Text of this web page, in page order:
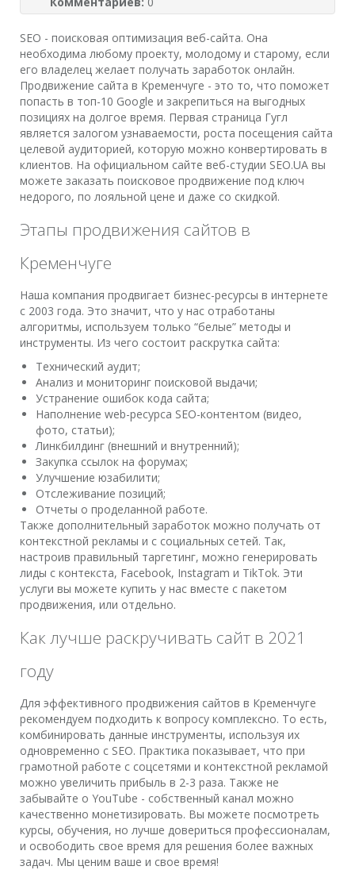
SEO - поисковая оптимизация веб-сайта. Она
необходима любому проекту, молодому и старому, если
его владелец желает получать заработок онлайн.
Продвижение сайта в Кременчуге - это то, что поможет
попасть в топ-10 Google и закрепиться на выгодных
позициях на долгое время. Первая страница Гугл
является залогом узнаваемости, роста посещения сайта
целевой аудиторией, которую можно конвертировать в
клиентов. На официальном сайте веб-студии SEO.UA вы
можете заказать поисковое продвижение под ключ
недорого, по лояльной цене и даже со скидкой.
Этапы продвижения сайтов в
Кременчуге
Наша компания продвигает бизнес-ресурсы в интернете
с 2003 года. Это значит, что у нас отработаны
алгоритмы, используем только “белые” методы и
инструменты. Из чего состоит раскрутка сайта:
Технический аудит;
Анализ и мониторинг поисковой выдачи;
Устранение ошибок кода сайта;
Наполнение web-ресурса SEO-контентом (видео,
фото, статьи);
Линкбилдинг (внешний и внутренний);
Закупка ссылок на форумах;
Улучшение юзабилити;
Отслеживание позиций;
Отчеты о проделанной работе.
Также дополнительный заработок можно получать от
контекстной рекламы и с социальных сетей. Так,
настроив правильный таргетинг, можно генерировать
лиды с контекста, Facebook, Instagram и TikTok. Эти
услуги вы можете купить у нас вместе с пакетом
продвижения, или отдельно.
Как лучше раскручивать сайт в 2021
году
Для эффективного продвижения сайтов в Кременчуге
рекомендуем подходить к вопросу комплексно. То есть,
комбинировать данные инструменты, используя их
одновременно с SEO. Практика показывает, что при
грамотной работе с соцсетями и контекстной рекламой
можно увеличить прибыль в 2-3 раза. Также не
забывайте о YouTube - собственный канал можно
качественно монетизировать. Вы можете посмотреть
курсы, обучения, но лучше довериться профессионалам,
и освободить свое время для решения более важных
задач. Мы ценим ваше и свое время!